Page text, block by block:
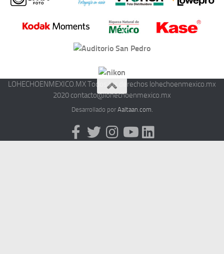
LOHECHOENMEXICO.MX Todos los derechos lohechoenmexico.mx
2020 contacto@lohechoenmexico.mx
Desarrollado por Aaltaan.com.